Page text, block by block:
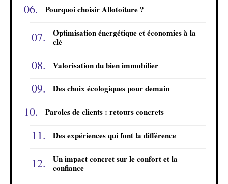
Pourquoi choisir Allotoiture ?
Optimisation énergétique et économies à la
clé
Valorisation du bien immobilier
Des choix écologiques pour demain
Paroles de clients : retours concrets
Des expériences qui font la différence
Un impact concret sur le confort et la
confiance